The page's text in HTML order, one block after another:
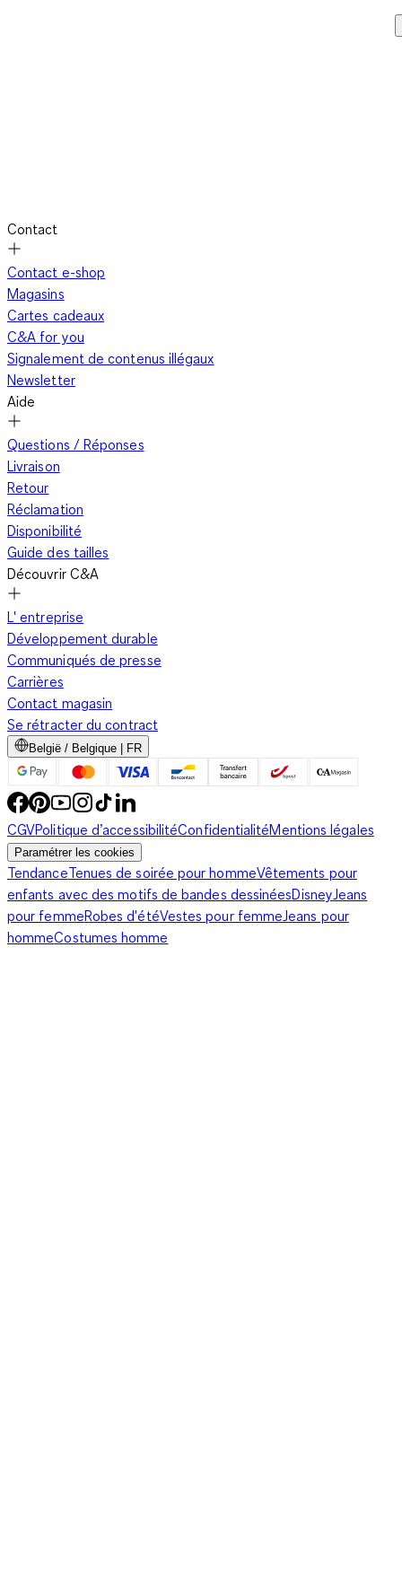
Contact
Contact e-shop
Magasins
Cartes cadeaux
C&A for you
Signalement de contenus illégaux
Newsletter
Aide
Questions / Réponses
Livraison
Retour
Réclamation
Disponibilité
Guide des tailles
Découvrir C&A
L' entreprise
Développement durable
Communiqués de presse
Carrières
Contact magasin
Se rétracter du contract
België / Belgique | FR
CGVPolitique d’accessibilitéConfidentialitéMentions légales
Paramétrer les cookies
TendanceTenues de soirée pour hommeVêtements pour
enfants avec des motifs de bandes dessinéesDisneyJeans
pour femmeRobes d'étéVestes pour femmeJeans pour
hommeCostumes homme